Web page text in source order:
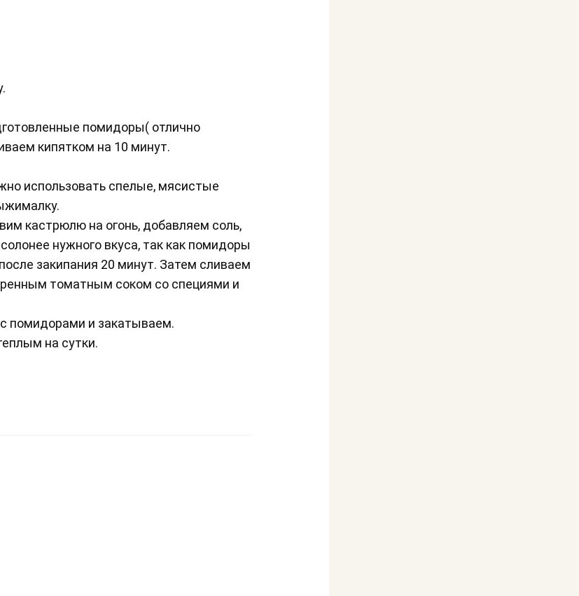
помидоры( отлично
кипятком на 10 минут.
использовать спелые, мясистые
кастрюлю на огонь, добавляем соль,
нужного вкуса, так как помидоры
закипания 20 минут. Затем сливаем
томатным соком со специями и
помидорами и закатываем.
на сутки.